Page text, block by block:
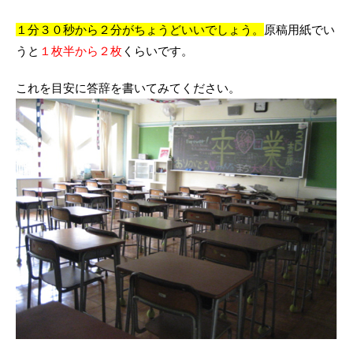
１分３０秒から２分がちょうどいいでしょう。
原稿用紙でい
うと １枚半から２枚 くらいです。
これを目安に答辞を書いてみてください。